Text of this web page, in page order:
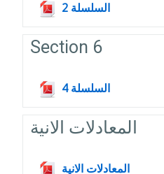
السلسلة 2
Fichier
Section 6
السلسلة 4
Fichier
المعادلات الانية
المعادلات الانية
Fichier